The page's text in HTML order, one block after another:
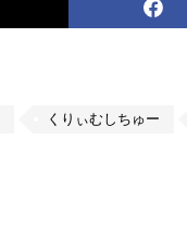
くりぃむしちゅー